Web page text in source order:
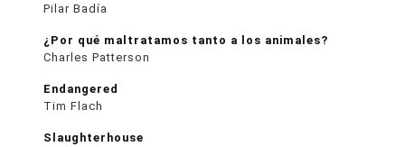
Pilar Badía
¿Por qué maltratamos tanto a los animales?
Charles Patterson
Endangered
Tim Flach
Slaughterhouse